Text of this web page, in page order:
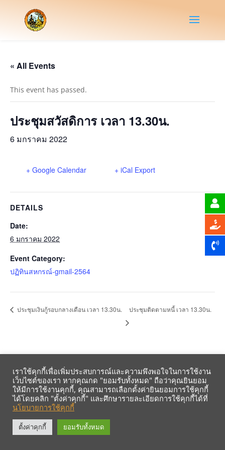
« All Events
This event has passed.
ประชุมสวัสดิการ เวลา 13.30น.
6 มกราคม 2022
+ Google Calendar + iCal Export
DETAILS
Date:
6 มกราคม 2022
Event Category:
ปฏิทินสหกรณ์-gmail-2564
ประชุมเงินกู้รอบกลางเดือน เวลา 13.30น. ประชุมติดตามหนี้ เวลา 13.30น.
รับข้อมูลข่าวสารจากสหกรณ์ฯ ผ่าน LINE ก่อนใคร คลิก!
เราใช้คุกกี้เพื่อเพิ่มประสบการณ์และความพึงพอใจในการใช้งาน
เว็บไซต์ของเรา หากคุณกด "ยอมรับทั้งหมด" ถือว่าคุณยินยอม
ให้มีการใช้งานคุกกี้, คุณสามารถเลือกตั้งค่ายินยอมการใช้คุกกี้
ได้โดยคลิก "ตั้งค่าคุกกี้" และศึกษารายละเอียดการใช้คุกกี้ได้ที่
นโยบายการใช้คุกกี้
ตั้งค่าคุกกี้ ยอมรับทั้งหมด